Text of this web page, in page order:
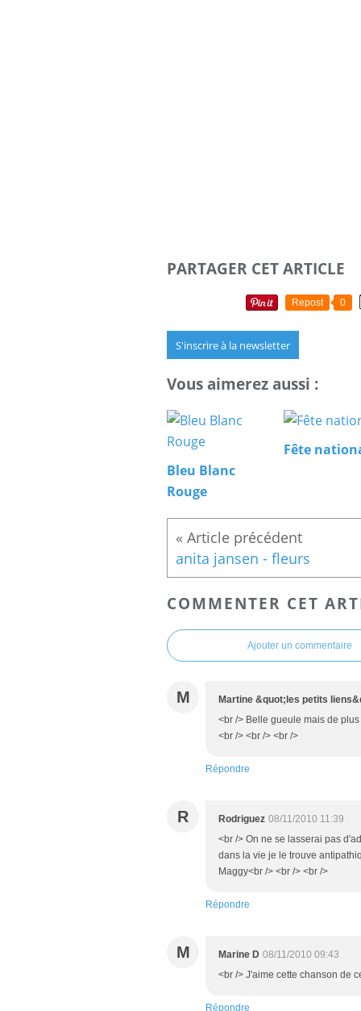
PARTAGER CET ARTICLE
Repost 0
S'inscrire à la newsletter
Vous aimerez aussi :
Bleu Blanc
Rouge
Fête
anita jansen - fleurs
COMMENTER CET
Ajouter un commentaire
M
Martine &quot;les petits
<br /> Belle gueule mais de
<br /> <br /> <br />
Répondre
R Rodriguez 08/11/2010 11:39
<br /> On ne se lasserai pas
dans la vie je le trouve
Maggy<br /> <br /> <br />
Répondre
M Marine D 08/11/2010 09:43
<br /> J'aime cette chanson de
Répondre